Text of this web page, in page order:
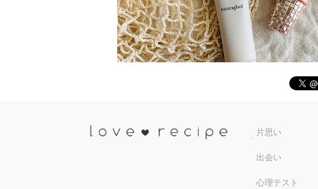
片思い
出会い
心理テスト
恋愛レシピ